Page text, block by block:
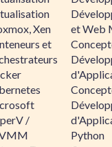
Xen
et
/
et Web
Python